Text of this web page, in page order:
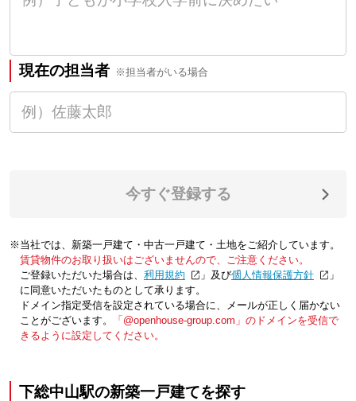
現在の担当者 ※担当者がいる場合
今すぐ登録する
※当社では、新築一戸建て・中古一戸建て・土地をご紹介しています。
賃貸物件のお取り扱いはございませんので、ご注意ください。
ご登録いただいた場合は、「利用規約 」及び「個人情報保護方針
」
に同意いただいたものとして承ります。
ドメイン指定受信を設定されている場合に、メールが正しく届かない
ことがございます。
「@openhouse-group.com」のドメインを受信で
きるように設定してください。
下総中山駅の新築一戸建てを探す